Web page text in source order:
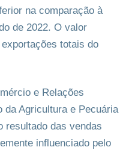
na comparação à
de 2022. O valor
totais do
e Relações
da Agricultura e Pecuária
resultado das vendas
influenciado pelo